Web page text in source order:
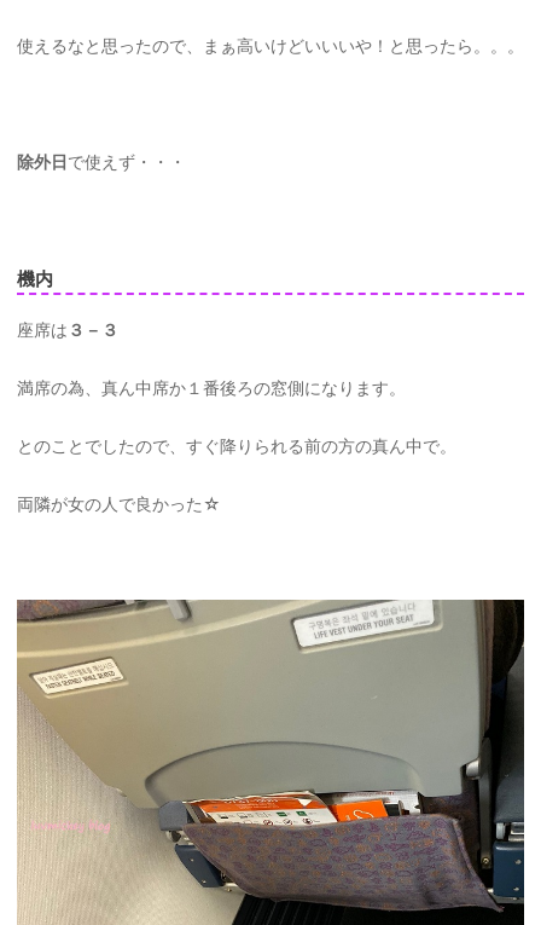
使えるなと思ったので、まぁ高いけどいいいや！と思ったら。。。
除外日で使えず・・・
機内
座席は ３－３
満席の為、真ん中席か１番後ろの窓側になります。
とのことでしたので、すぐ降りられる前の方の真ん中で。
両隣が女の人で良かった☆